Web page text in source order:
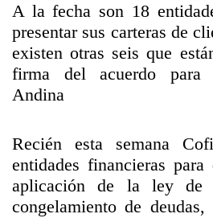
A la fecha son 18
presentar sus carteras de
existen otras seis que
firma del acuerdo para
Andina
Recién esta semana
entidades financieras
aplicación de la ley de
congelamiento de